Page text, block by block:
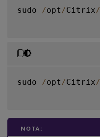
sudo /opt /Citrix/
sudo /opt /Citrix/
NOTA: